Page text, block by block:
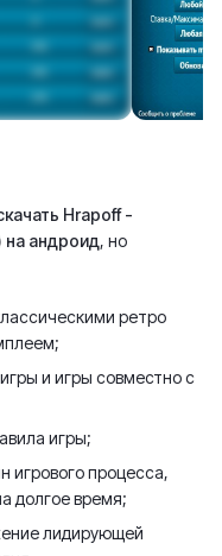
Hrapoff -
на андроид, но
ретро
и игры совместно с
игры;
игрового процесса,
долгое время;
лидирующей